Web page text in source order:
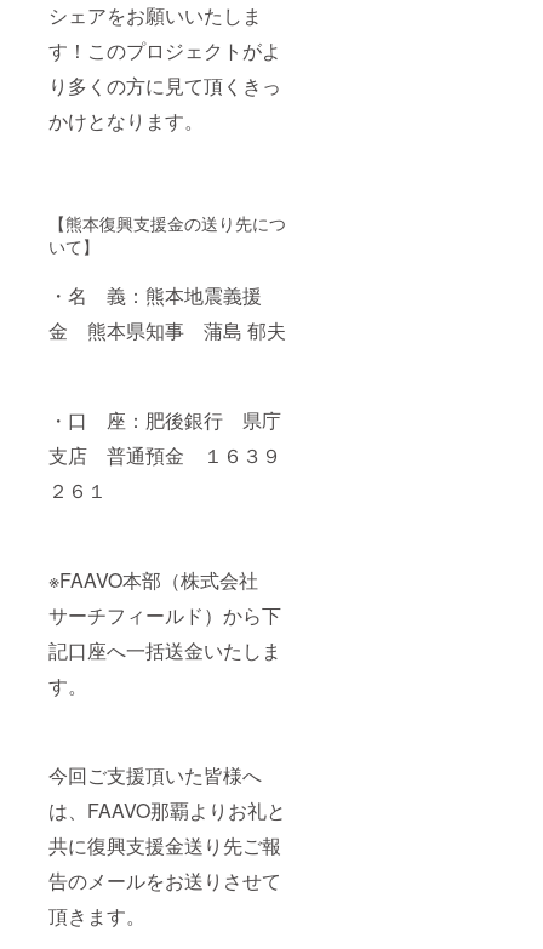
シェアをお願いいたしま
す！このプロジェクトがよ
り多くの方に見て頂くきっ
かけとなります。
【熊本復興支援金の送り先につ
いて】
・名 義：熊本地震義援
金 熊本県知事 蒲島 郁夫
・口 座：肥後銀行 県庁
支店 普通預金 １６３９
２６１
※FAAVO本部（株式会社
サーチフィールド）から下
記口座へ一括送金いたしま
す。
今回ご支援頂いた皆様へ
は、FAAVO那覇よりお礼と
共に復興支援金送り先ご報
告のメールをお送りさせて
頂きます。